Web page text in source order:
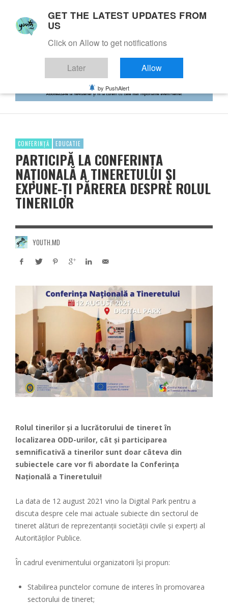
CONFERINȚĂ EDUCATIE
PARTICIPĂ LA CONFERINȚA
NAȚIONALĂ A TINERETULUI ȘI
EXPUNE-ȚI PĂREREA DESPRE ROLUL
TINERILOR
YOUTH.MD
Rolul tinerilor și a lucrătorului de tineret în
localizarea ODD-urilor, cât și participarea
semnificativă a tinerilor sunt doar câteva din
subiectele care vor fi abordate la Conferința
Națională a Tineretului!
La data de 12 august 2021 vino la Digital Park pentru a
discuta despre cele mai actuale subiecte din sectorul de
tineret alături de reprezentanții societății civile și experți al
Autorităților Publice.
În cadrul evenimentului organizatorii își propun:
Stabilirea punctelor comune de interes în promovarea
sectorului de tineret;
GET THE LATEST UPDATES FROM
US
Click on Allow to get notifications
Later Allow
by PushAlert